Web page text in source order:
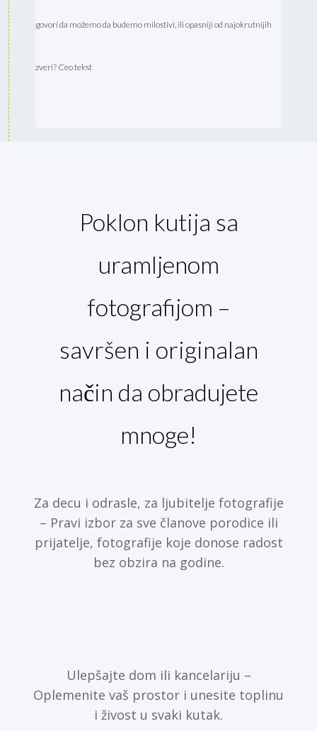
govori da možemo da budemo milostivi, ili opasniji od najokrutnijih
zveri? Ceo tekst
Poklon kutija sa
uramljenom
fotografijom –
savršen i originalan
način da obradujete
mnoge!
Za decu i odrasle, za ljubitelje fotografije
– Pravi izbor za sve članove porodice ili
prijatelje, fotografije koje donose radost
bez obzira na godine.
Ulepšajte dom ili kancelariju –
Oplemenite vaš prostor i unesite toplinu
i živost u svaki kutak.